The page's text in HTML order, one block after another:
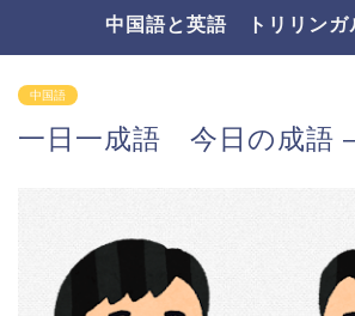
中国語と英語 トリリンガ
中国語
一日一成語 今日の成語